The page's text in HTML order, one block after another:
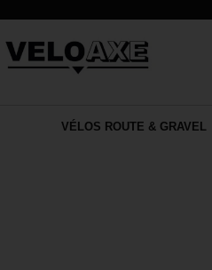
VÉLOS ROUTE & GRAVEL